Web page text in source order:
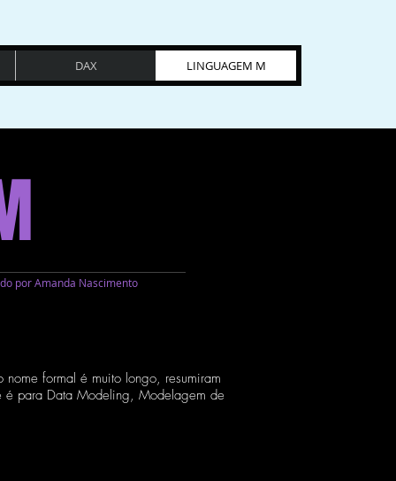
DAX LINGUAGEM M
por Amanda Nascimento
formal é muito longo, resumiram
é para Data Modeling, Modelagem de